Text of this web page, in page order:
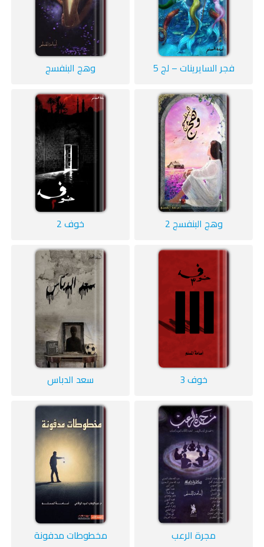
فجر السايرينات – لج 5 وهج البنفسج
وهج البنفسج 2 خوف 2
خوف 3 سعد الدباس
مجرة الرعب مخطوطات مدفونة